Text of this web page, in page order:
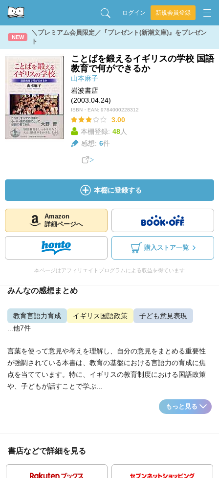
ログイン 新規会員登録
NEW
＼プレミアム会員限定／『プレゼント(新潮文庫)』をプレゼン
ト
ことばを鍛えるイギリスの学校 国語
教育で何ができるか
山本麻子
岩波書店
(2003.04.24)
ISBN・EAN: 9784000228312
3.00
本棚登録: 48人
感想: 6件
本棚に登録する
Amazon
詳細ページへ
購入ストア一覧
本ページはアフィリエイトプログラムによる収益を得ています
みんなの感想まとめ
教育言語力育成 イギリス国語政策
子ども意見表現
...他7件
言葉を使って意見や考えを理解し、自分の意見をまとめる重要性
が強調されている本書は、教育の基盤における言語力の育成に焦
点を当てています。特に、イギリスの教育制度における国語政策
や、子どもが話すことで学ぶ...
もっと見る
書店などで詳細を見る